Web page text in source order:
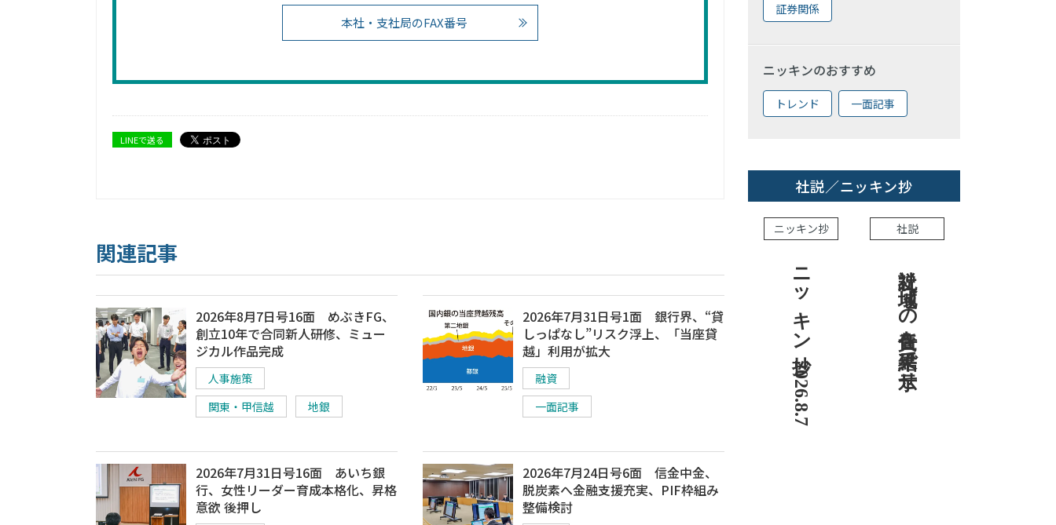
本社・支社局のFAX番号
LINEで送る
関連記事
2026年8月7日号16面 めぶきFG、
創立10年で合同新人研修、ミュー
ジカル作品完成
人事施策
関東・甲信越
地銀
2026年7月31日号1面 銀行界、“貸
しっぱなし”リスク浮上、「当座貸
越」利用が拡大
融資
一面記事
2026年7月31日号16面 あいち銀
行、女性リーダー育成本格化、昇格
意欲 後押し
2026年7月24日号6面 信金中金、
脱炭素へ金融支援充実、PIF枠組み
整備検討
証券関係
ニッキンのおすすめ
トレンド 一面記事
社説／ニッキン抄
ニッキン抄
ニッキン抄 2026.8.7
社説
社説 地域への責任を結果で示せ